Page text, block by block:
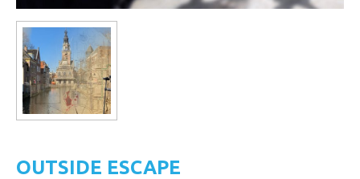
OUTSIDE ESCAPE